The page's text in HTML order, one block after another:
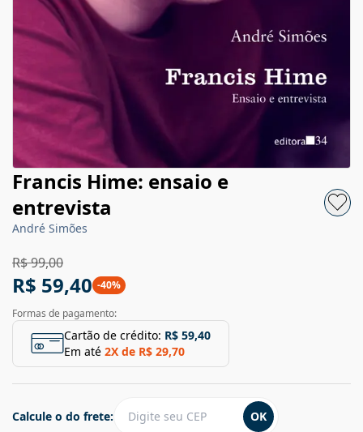
Francis Hime: ensaio e
entrevista
André Simões
R$ 99,00
R$ 59,40 -40%
Formas de pagamento:
Cartão de crédito: R$ 59,40
Em até 2X de R$ 29,70
Calcule o do frete: OK